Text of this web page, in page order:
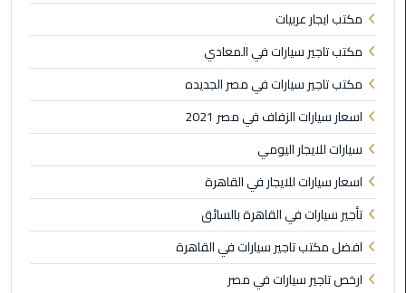
ليموزين
اون
لاين
ليموزين
الشروق
ليموزين
مدينتي
ليموزين
الرحاب
مكتب ايجار عربيات
مكتب تاجير سيارات في المعادي
مكتب تاجير سيارات في مصر الجديده
اسعار سيارات الزفاف في مصر 2021
سيارات للايجار اليومي
اسعار سيارات للايجار في القاهرة
تأجير سيارات في القاهرة بالسائق
افضل مكتب تاجير سيارات في القاهرة
ارخص تاجير سيارات في مصر